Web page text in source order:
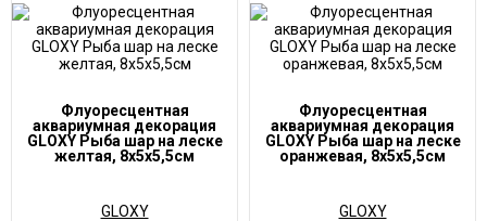
Флуоресцентная
аквариумная декорация
GLOXY Рыба шар на леске
желтая, 8х5х5,5см
GLOXY
Флуоресцентная
аквариумная декорация
GLOXY Рыба шар на леске
оранжевая, 8х5х5,5см
GLOXY